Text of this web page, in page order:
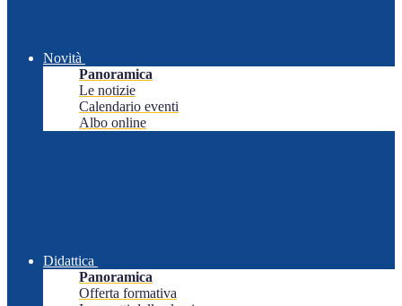
Novità
Panoramica
Le notizie
Calendario eventi
Albo online
Didattica
Panoramica
Offerta formativa